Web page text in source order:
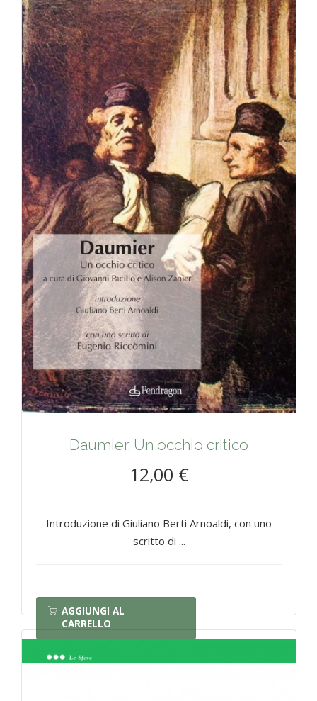
Daumier. Un occhio critico
12,00 €
Introduzione di Giuliano Berti Arnoaldi, con uno
scritto di ...
AGGIUNGI AL
CARRELLO